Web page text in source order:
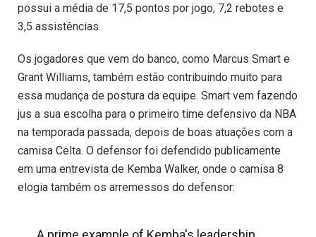
possui a média de 17,5 pontos por jogo, 7,2 rebotes e
3,5 assistências.
Os jogadores que vem do banco, como Marcus Smart e
Grant Williams, também estão contribuindo muito para
essa mudança de postura da equipe. Smart vem fazendo
jus a sua escolha para o primeiro time defensivo da NBA
na temporada passada, depois de boas atuações com a
camisa Celta. O defensor foi defendido publicamente
em uma entrevista de Kemba Walker, onde o camisa 8
elogia também os arremessos do defensor: